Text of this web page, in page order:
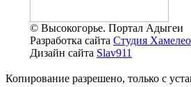
© Высокогорье. Портал Адыгеи
Разработка сайта Студия
Дизайн сайта Slav911
Копирование разрешено, только с